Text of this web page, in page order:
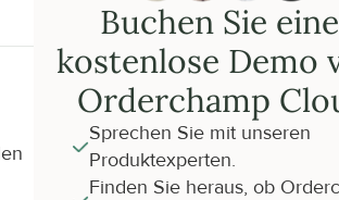
Buchen Sie eine
kostenlose Demo
Orderchamp
Sprechen Sie mit unseren
Produktexperten.
Finden Sie heraus, ob